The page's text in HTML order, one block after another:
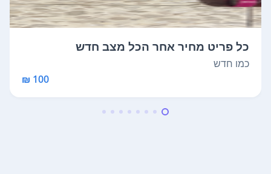
כל פריט מחיר אחר הכל מצב חדש
כמו חדש
100 ₪